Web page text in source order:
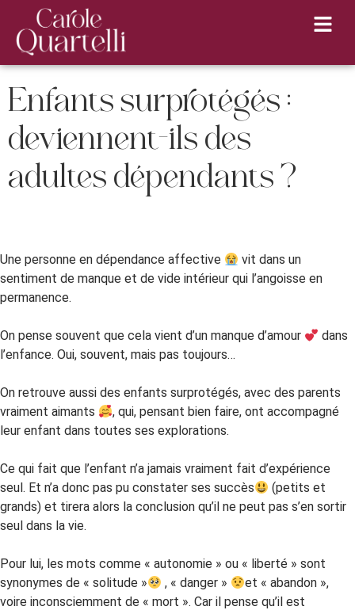
Enfants surprotégés :
deviennent-ils des
adultes dépendants ?
Une personne en dépendance affective
vit dans un
sentiment de manque et de vide intérieur qui l’angoisse en
permanence.
On pense souvent que cela vient d’un manque d’amour
dans
l’enfance. Oui, souvent, mais pas toujours…
On retrouve aussi des enfants surprotégés, avec des parents
vraiment aimants
, qui, pensant bien faire, ont accompagné
leur enfant dans toutes ses explorations.
Ce qui fait que l’enfant n’a jamais vraiment fait d’expérience
seul. Et n’a donc pas pu constater ses succès
(petits et
grands) et tirera alors la conclusion qu’il ne peut pas s’en sortir
seul dans la vie.
Pour lui, les mots comme « autonomie » ou « liberté » sont
synonymes de « solitude »
, « danger »
et « abandon »,
voire inconsciemment de « mort ». Car il pense qu’il est